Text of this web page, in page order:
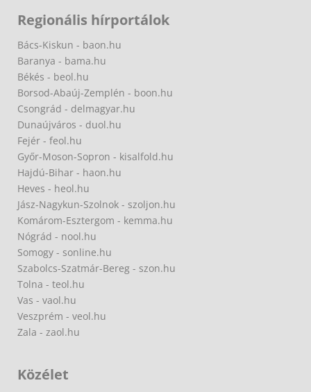
Regionális hírportálok
Bács-Kiskun - baon.hu
Baranya - bama.hu
Békés - beol.hu
Borsod-Abaúj-Zemplén - boon.hu
Csongrád - delmagyar.hu
Dunaújváros - duol.hu
Fejér - feol.hu
Győr-Moson-Sopron - kisalfold.hu
Hajdú-Bihar - haon.hu
Heves - heol.hu
Jász-Nagykun-Szolnok - szoljon.hu
Komárom-Esztergom - kemma.hu
Nógrád - nool.hu
Somogy - sonline.hu
Szabolcs-Szatmár-Bereg - szon.hu
Tolna - teol.hu
Vas - vaol.hu
Veszprém - veol.hu
Zala - zaol.hu
Közélet